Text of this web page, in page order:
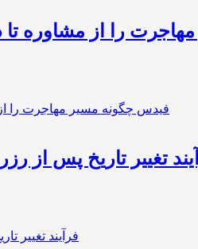
را از مشاوره تا
تغییر تاریخ پس از